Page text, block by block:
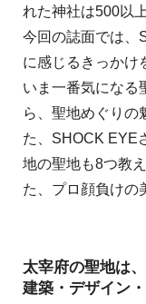
れた神社は500以上
今回の誌面では、
に感じるきっかけ
いま一番気になる
ら、聖地めぐりの
た、SHOCK EYE
地の聖地も8つ教
た、プロ顔負けの
太宰府の聖地は、
建築・デザイン